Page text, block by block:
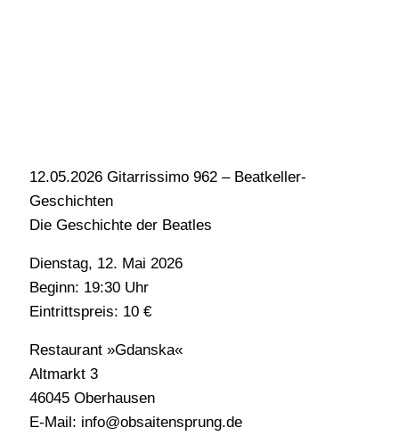
12.05.2026 Gitarrissimo 962 – Beatkeller-
Geschichten
Die Geschichte der Beatles
Dienstag, 12. Mai 2026
Beginn: 19:30 Uhr
Eintrittspreis: 10 €
Restaurant »Gdanska«
Altmarkt 3
46045 Oberhausen
E-Mail: info@obsaitensprung.de